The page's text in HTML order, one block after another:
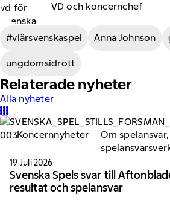
VD och koncernchef
#viärsvenskaspel Anna Johnson
ungdomsidrott
Relaterade nyheter
Alla nyheter
Koncernnyheter
Om spelansvar,
19 Juli 2026
Svenska Spels svar till
resultat och spelansvar